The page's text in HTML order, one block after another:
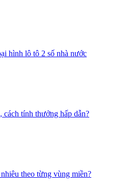
hình lô tô 2 số nhà nước
tính thưởng hấp dẫn?
theo từng vùng miền?